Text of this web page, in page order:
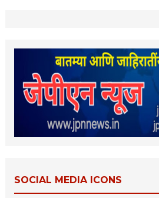
SOCIAL MEDIA ICONS